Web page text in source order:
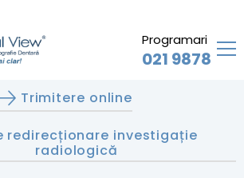
Programari
021 9878
Trimitere online
redirecționare investigație
radiologică